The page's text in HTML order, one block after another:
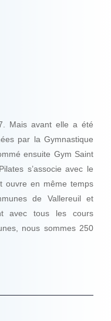
Mais avant elle a été
par la Gymnastique
ensuite Gym Saint
s’associe avec le
ouvre en même temps
de Vallereuil et
avec tous les cours
nous sommes 250